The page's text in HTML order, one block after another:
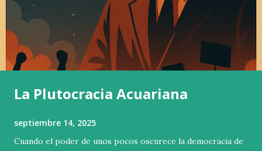
La Plutocracia Acuariana
septiembre 14, 2025
Cuando el poder de unos pocos oscurece la democracia de